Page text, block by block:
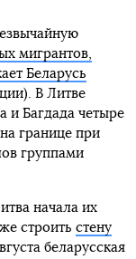
мигрантов,
Беларусь
В Литве
и Багдада четыре
границе при
группами
начала их
строить стену
беларусская